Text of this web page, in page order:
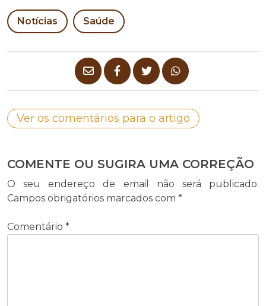
Notícias Saúde
Ver os comentários para o artigo
COMENTE OU SUGIRA UMA CORREÇÃO
O seu endereço de email não será publicado.
Campos obrigatórios marcados com *
Comentário *